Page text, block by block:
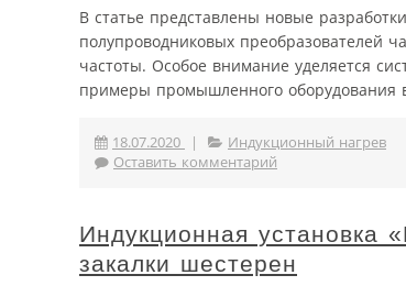
В статье представлены новые
полупроводниковых преобразователей
частоты. Особое внимание уделяется
примеры промышленного оборудования
18.07.2020 |
Индукционный нагрев
Оставить комментарий
Индукционная установка
закалки шестерен